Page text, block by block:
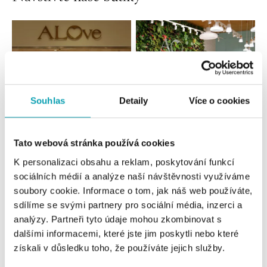
Souhlas Detaily Více o cookies
Tato webová stránka používá cookies
K personalizaci obsahu a reklam, poskytování funkcí
sociálních médií a analýze naší návštěvnosti využíváme
soubory cookie. Informace o tom, jak náš web používáte,
sdílíme se svými partnery pro sociální média, inzerci a
analýzy. Partneři tyto údaje mohou zkombinovat s
dalšími informacemi, které jste jim poskytli nebo které
získali v důsledku toho, že používáte jejich služby.
Všechny Česko Slovensko
ALOve OC Nový Smíchov, Praha 5
Plzeňská 8, 150 00 Praha 5 - Anděl
tel.: +420736509250
zítra otevřeno od 09:00
ALOve OC Olympia, Brno